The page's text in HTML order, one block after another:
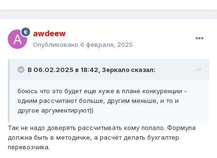
awdeew
Опубликовано 6 февраля, 2025
В 06.02.2025 в 18:42, Зеркало сказал:
боюсь что это будет еще хуже в плане конкуренции -
одним рассчитают больше, другим меньше, и то и
другое аргументируют))
Так не надо доверять рассчитывать кому попало. Формула
должна быть в методичке, а расчёт делать бухгалтер
перевозчика.